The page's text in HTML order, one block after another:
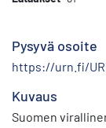
Pysyvä osoite
https://urn.fi/
Kuvaus
Suomen